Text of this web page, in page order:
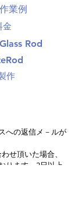
業例
金
Rod
作
への返信メ－ルが
せ頂いた場合、
ります。2日以上